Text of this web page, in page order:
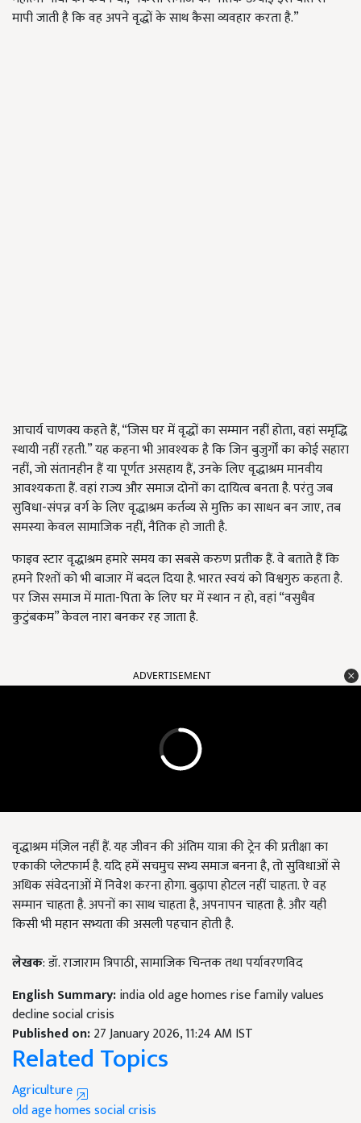
मापी जाती है कि वह अपने वृद्धों के साथ कैसा व्यवहार करता है.”
आचार्य चाणक्य कहते हैं, “जिस घर में वृद्धों का सम्मान नहीं होता, वहां समृद्धि
स्थायी नहीं रहती.” यह कहना भी आवश्यक है कि जिन बुजुर्गों का कोई सहारा
नहीं, जो संतानहीन हैं या पूर्णतः असहाय हैं, उनके लिए वृद्धाश्रम मानवीय
आवश्यकता हैं. वहां राज्य और समाज दोनों का दायित्व बनता है. परंतु जब
सुविधा-संपन्न वर्ग के लिए वृद्धाश्रम कर्तव्य से मुक्ति का साधन बन जाए, तब
समस्या केवल सामाजिक नहीं, नैतिक हो जाती है.
फाइव स्टार वृद्धाश्रम हमारे समय का सबसे करुण प्रतीक हैं. वे बताते हैं कि
हमने रिश्तों को भी बाजार में बदल दिया है. भारत स्वयं को विश्वगुरु कहता है.
पर जिस समाज में माता-पिता के लिए घर में स्थान न हो, वहां “वसुधैव
कुटुंबकम” केवल नारा बनकर रह जाता है.
ADVERTISEMENT
वृद्धाश्रम मंज़िल नहीं हैं. यह जीवन की अंतिम यात्रा की ट्रेन की प्रतीक्षा का
एकाकी प्लेटफार्म है. यदि हमें सचमुच सभ्य समाज बनना है, तो सुविधाओं से
अधिक संवेदनाओं में निवेश करना होगा. बुढ़ापा होटल नहीं चाहता. ऐ वह
सम्मान चाहता है. अपनों का साथ चाहता है, अपनापन चाहता है. और यही
किसी भी महान सभ्यता की असली पहचान होती है.
लेखक: डॉ. राजाराम त्रिपाठी, सामाजिक चिन्तक तथा पर्यावरणविद
English Summary:india old age homes rise family values
decline social crisis
Published on:27 January 2026, 11:24 AM IST
Related Topics
Agriculture
old age homessocial crisis